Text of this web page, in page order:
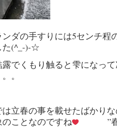
ダの手すりには5センチ程
た(^_-)-☆
でくもり触ると雫になっ
。
は立春の事を載せたばかり
ことなのですね
”春よ